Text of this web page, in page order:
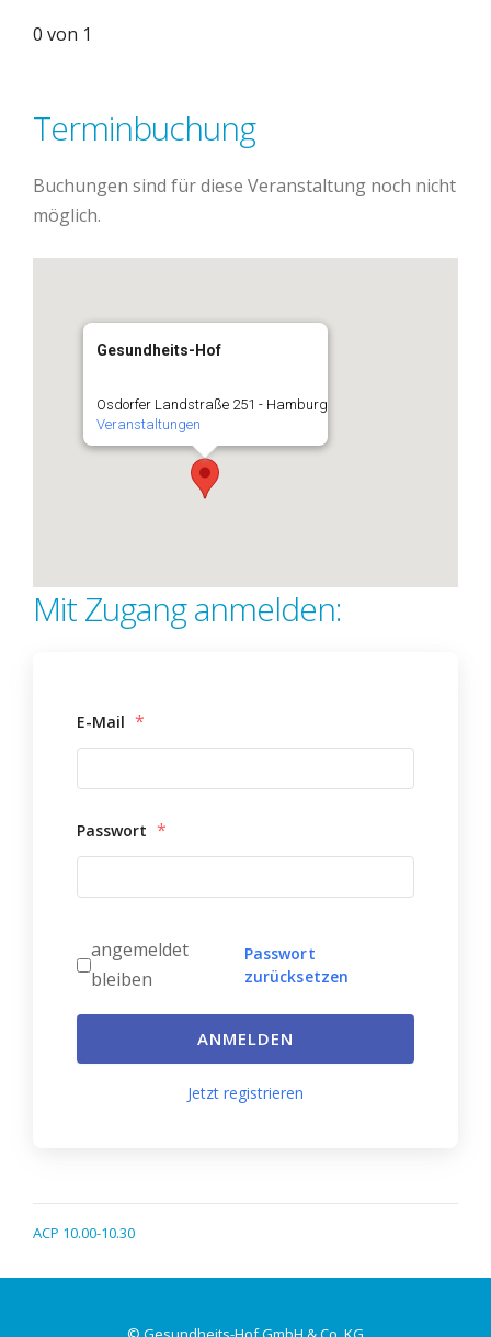
0 von 1
Terminbuchung
Buchungen sind für diese Veranstaltung noch nicht
möglich.
Gesundheits-Hof
Osdorfer Landstraße 251 - Hamburg
Veranstaltungen
Mit Zugang anmelden:
E-Mail *
Passwort *
angemeldet
bleiben
Passwort
zurücksetzen
ANMELDEN
Jetzt registrieren
ACP 10.00-10.30